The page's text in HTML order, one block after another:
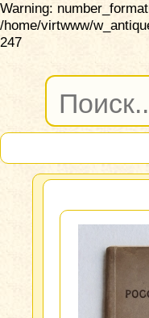
Warning:
/home/virtwww/
247